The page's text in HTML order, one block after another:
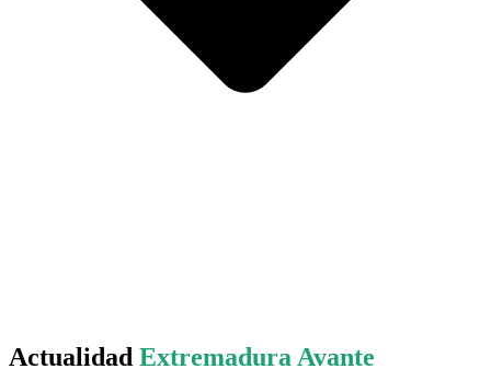
Actualidad Extremadura Avante